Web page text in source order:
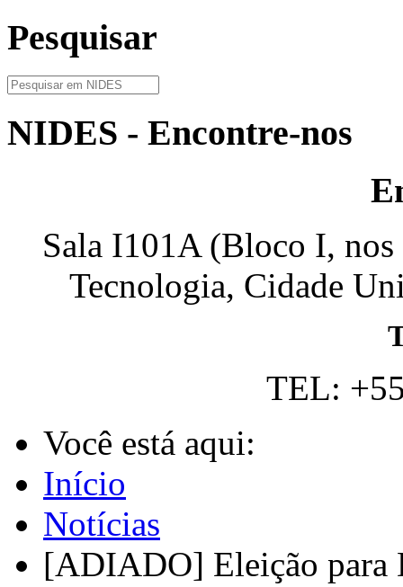
Pesquisar
NIDES - Encontre-nos
Sala I101A (Bloco I,
Tecnologia, Cidade
TEL:
Você está aqui:
Início
Notícias
[ADIADO] Eleição para